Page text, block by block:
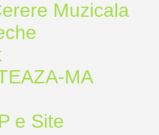
Muzicala
MA
e Site